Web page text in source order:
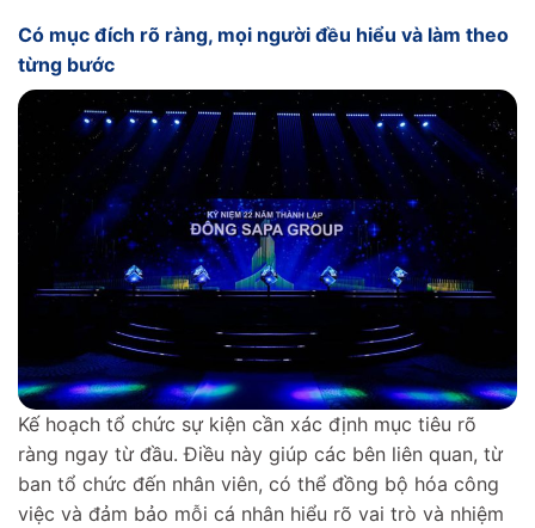
Có mục đích rõ ràng, mọi người đều hiểu và làm theo
từng bước
Kế hoạch tổ chức sự kiện cần xác định mục tiêu rõ
ràng ngay từ đầu. Điều này giúp các bên liên quan, từ
ban tổ chức đến nhân viên, có thể đồng bộ hóa công
việc và đảm bảo mỗi cá nhân hiểu rõ vai trò và nhiệm